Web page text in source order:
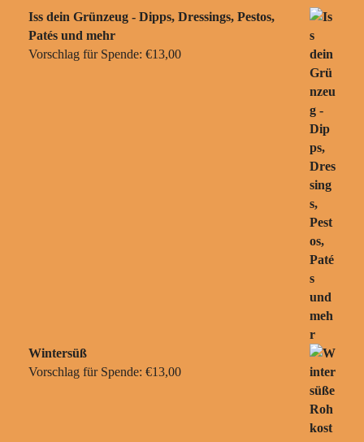
Iss dein Grünzeug - Dipps, Dressings, Pestos,
Patés und mehr
Vorschlag für Spende: €13,00
Wintersüß
Vorschlag für Spende: €13,00